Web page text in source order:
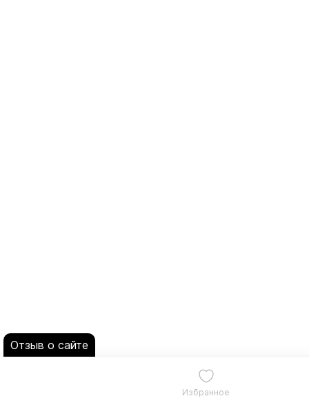
Избранное
Отзыв о сайте